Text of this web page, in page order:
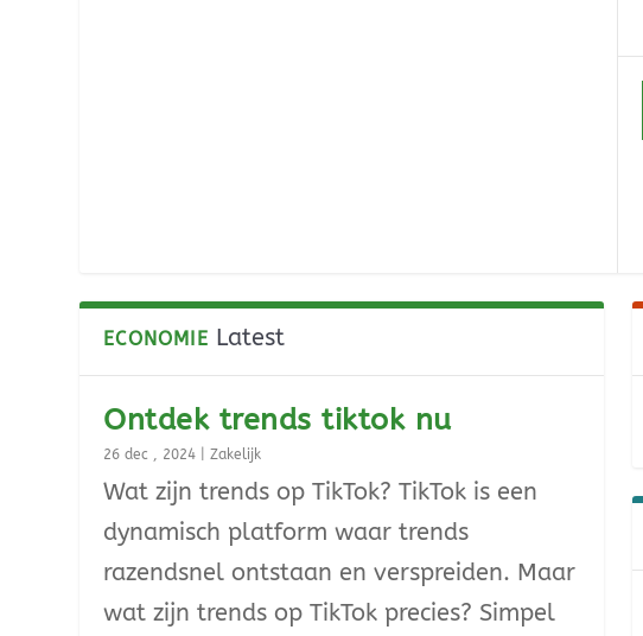
ECONOMIE Latest
Ontdek trends tiktok nu
26 dec , 2024 |Zakelijk
Wat zijn trends op TikTok? TikTok is een
dynamisch platform waar trends
razendsnel ontstaan en verspreiden. Maar
wat zijn trends op TikTok precies? Simpel